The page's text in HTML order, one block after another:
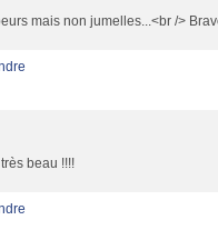
mais non jumelles...<br />
beau !!!!